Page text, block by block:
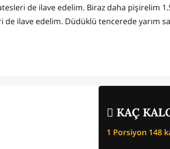
de ilave edelim. Biraz daha pişirelim
de ilave edelim. Düdüklü tencerede yarım
KAÇ
1 Porsiyon 148